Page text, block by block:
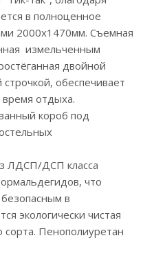
в полноценное
2000х1470мм. Съемная
измельченным
двойной
обеспечивает
отдыха.
короб под
ЛДСП/ДСП класса
что
в
экологически чистая
сорта. Пенополиуретан